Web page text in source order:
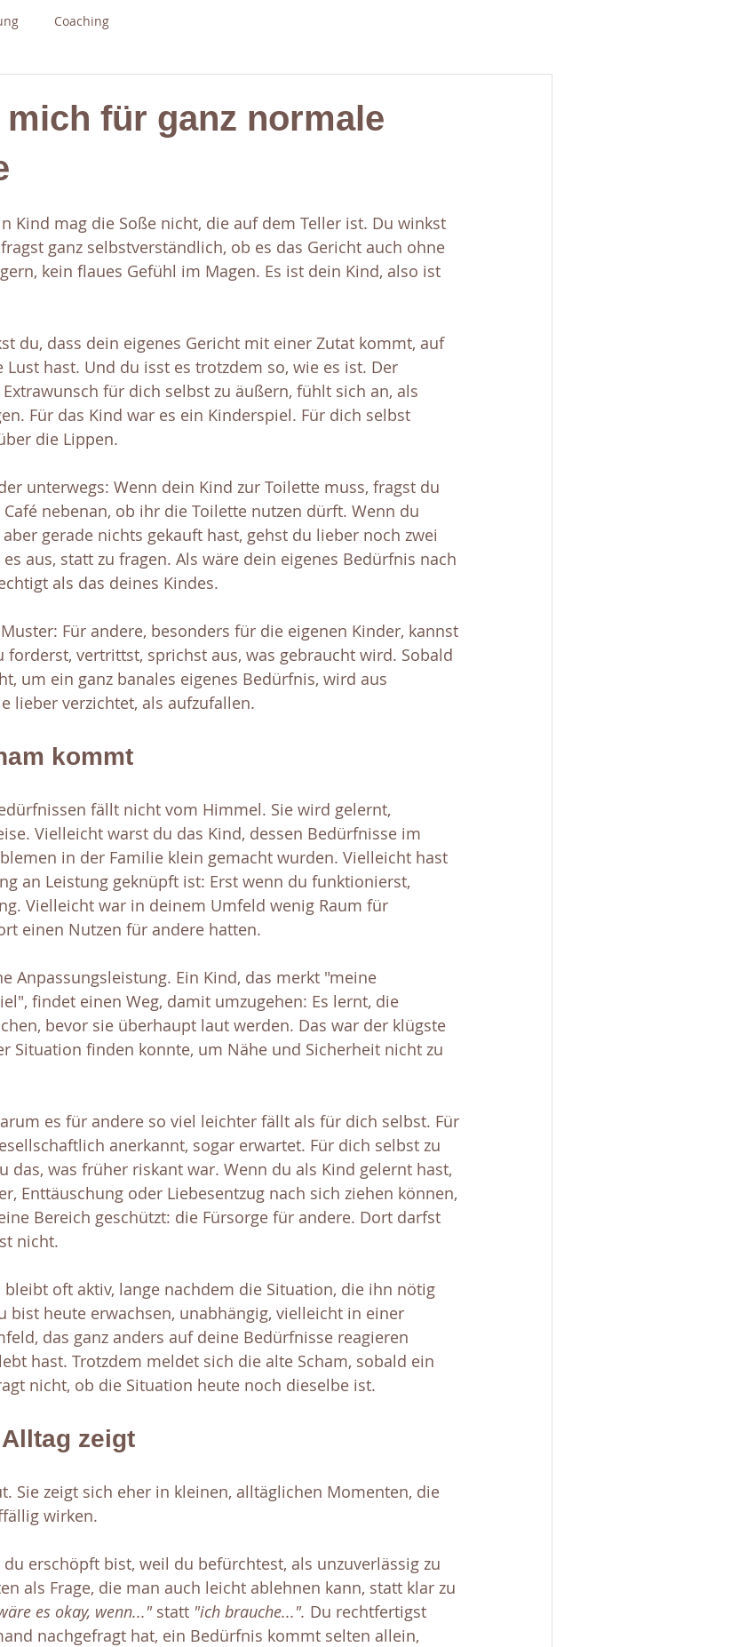
Coaching
für ganz normale
Kind mag die Soße nicht, die auf dem Teller ist. Du winkst
ganz selbstverständlich, ob es das Gericht auch ohne
kein flaues Gefühl im Magen. Es ist dein Kind, also ist
du, dass dein eigenes Gericht mit einer Zutat kommt, auf
hast. Und du isst es trotzdem so, wie es ist. Der
für dich selbst zu äußern, fühlt sich an, als
Für das Kind war es ein Kinderspiel. Für dich selbst
die Lippen.
unterwegs: Wenn dein Kind zur Toilette muss, fragst du
nebenan, ob ihr die Toilette nutzen dürft. Wenn du
gerade nichts gekauft hast, gehst du lieber noch zwei
aus, statt zu fragen. Als wäre dein eigenes Bedürfnis nach
als das deines Kindes.
Für andere, besonders für die eigenen Kinder, kannst
forderst, vertrittst, sprichst aus, was gebraucht wird. Sobald
um ein ganz banales eigenes Bedürfnis, wird aus
lieber verzichtet, als aufzufallen.
kommt
fällt nicht vom Himmel. Sie wird gelernt,
Vielleicht warst du das Kind, dessen Bedürfnisse im
in der Familie klein gemacht wurden. Vielleicht hast
an Leistung geknüpft ist: Erst wenn du funktionierst,
Vielleicht war in deinem Umfeld wenig Raum für
einen Nutzen für andere hatten.
Anpassungsleistung. Ein Kind, das merkt "meine
findet einen Weg, damit umzugehen: Es lernt, die
bevor sie überhaupt laut werden. Das war der klügste
Situation finden konnte, um Nähe und Sicherheit nicht zu
es für andere so viel leichter fällt als für dich selbst. Für
anerkannt, sogar erwartet. Für dich selbst zu
das, was früher riskant war. Wenn du als Kind gelernt hast,
Enttäuschung oder Liebesentzug nach sich ziehen können,
Bereich geschützt: die Fürsorge für andere. Dort darfst
nicht.
oft aktiv, lange nachdem die Situation, die ihn nötig
bist heute erwachsen, unabhängig, vielleicht in einer
das ganz anders auf deine Bedürfnisse reagieren
hast. Trotzdem meldet sich die alte Scham, sobald ein
nicht, ob die Situation heute noch dieselbe ist.
zeigt
Sie zeigt sich eher in kleinen, alltäglichen Momenten, die
wirken.
erschöpft bist, weil du befürchtest, als unzuverlässig zu
als Frage, die man auch leicht ablehnen kann, statt klar zu
es okay, wenn..." statt "ich brauche...". Du rechtfertigst
nachgefragt hat, ein Bedürfnis kommt selten allein,